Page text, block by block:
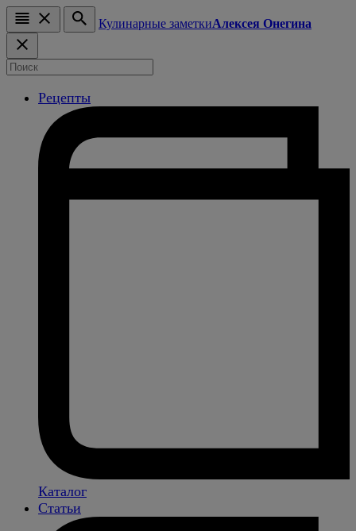
Кулинарные заметкиАлексея Онегина
Рецепты
Каталог
Статьи